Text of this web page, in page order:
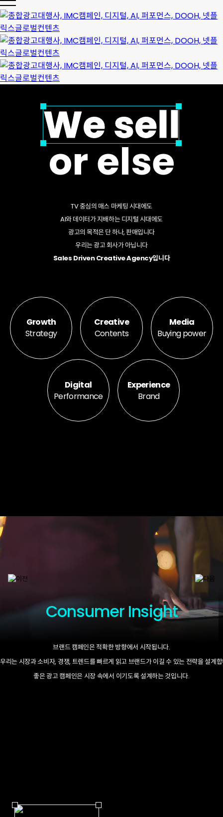
company
We sell
or else
TV 중심의 매스 마케팅 시대에도
AI와 데이터가 지배하는 디지털 시대에도
광고의 목적은 단 하나, 판매입니다
우리는 광고 회사가 아닙니다
Sales Driven Creative Agency입니다
Growth
Strategy
Creative
Contents
Media
Buying power
Digital
Performance
Experience
Brand
Consumer Insight
브랜드 캠페인은 적확한 방향에서 시작됩니다.
우리는 시장과 소비자, 경쟁, 트렌드를 빠르게 읽고 브랜드가 이길 수 있는 전략을 설계
좋은 광고 캠페인은 시장 속에서 이기도록 설계하는 것입니다.